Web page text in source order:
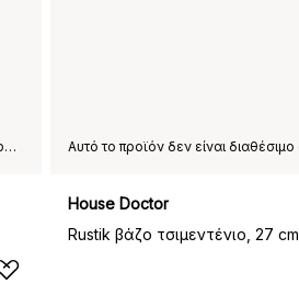
Αυτό το προϊόν δεν είναι διαθέσιμο στη χώρα παράδοσης που έχετε επιλέξει.
House Doctor
Rustik βάζο τσιμεντένιο, 27 cm